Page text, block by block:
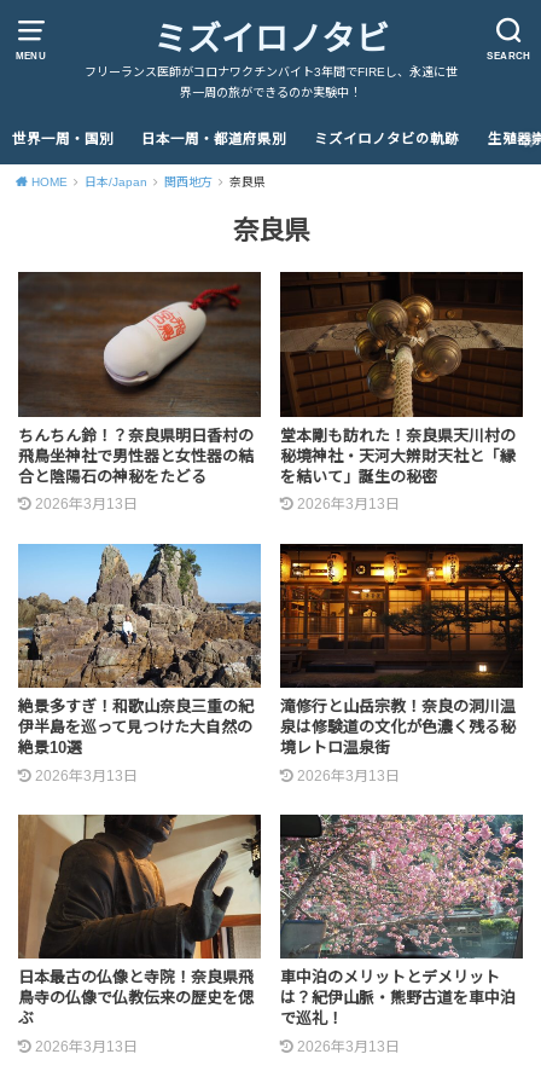
MENU SEARCH
ミズイロノタビ
フリーランス医師がコロナワクチンバイト3年間でFIREし、永遠に世
界一周の旅ができるのか実験中！
世界一周・国別 日本一周・都道府県別 ミズイロノタビの軌跡 生殖器
HOME 日本/Japan 関西地方 奈良県
奈良県
ちんちん鈴！？奈良県明日香村の
飛鳥坐神社で男性器と女性器の結
合と陰陽石の神秘をたどる
2026年3月13日
堂本剛も訪れた！奈良県天川村の
秘境神社・天河大辨財天社と「縁
を結いて」誕生の秘密
2026年3月13日
絶景多すぎ！和歌山奈良三重の紀
伊半島を巡って見つけた大自然の
絶景10選
2026年3月13日
滝修行と山岳宗教！奈良の洞川温
泉は修験道の文化が色濃く残る秘
境レトロ温泉街
2026年3月13日
日本最古の仏像と寺院！奈良県飛
鳥寺の仏像で仏教伝来の歴史を偲
ぶ
2026年3月13日
車中泊のメリットとデメリット
は？紀伊山脈・熊野古道を車中泊
で巡礼！
2026年3月13日